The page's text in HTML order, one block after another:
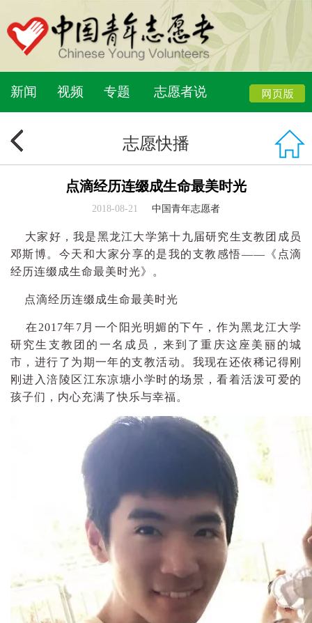
新闻 视频 专题 志愿者说
志愿快播
点滴经历连缀成生命最美时光
2018-08-21 中国青年志愿者
大家好，我是黑龙江大学第十九届研究生支教团成员
邓斯博。今天和大家分享的是我的支教感悟——《点滴
经历连缀成生命最美时光》。
点滴经历连缀成生命最美时光
在2017年7月一个阳光明媚的下午，作为黑龙江大学
研究生支教团的一名成员，来到了重庆这座美丽的城
市，进行了为期一年的支教活动。我现在还依稀记得刚
刚进入涪陵区江东凉塘小学时的场景，看着活泼可爱的
孩子们，内心充满了快乐与幸福。